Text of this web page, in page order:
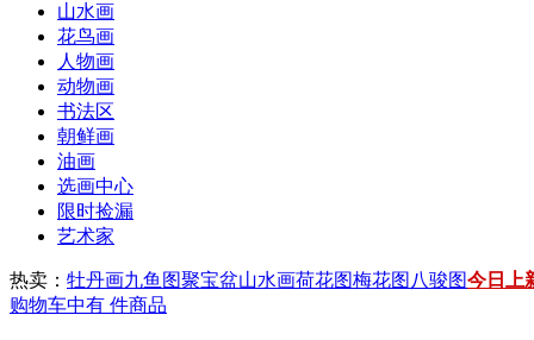
山水画
花鸟画
人物画
动物画
书法区
朝鲜画
油画
选画中心
限时捡漏
艺术家
热卖： 牡丹画九鱼图聚宝盆山水画荷花图梅花图 八骏图今日上
购物车中有 件商品